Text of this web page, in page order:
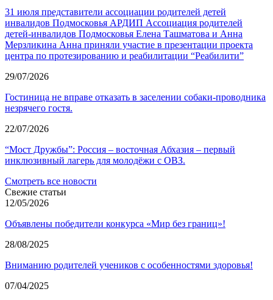
31 июля представители ассоциации родителей детей
инвалидов Подмосковья АРДИП Ассоциация родителей
детей-инвалидов Подмосковья Елена Ташматова и Анна
Мерзликина Анна приняли участие в презентации проекта
центра по протезированию и реабилитации “Реабилити”
29/07/2026
Гостиница не вправе отказать в заселении собаки-проводника
незрячего гостя.
22/07/2026
“Мост Дружбы”: Россия – восточная Абхазия – первый
инклюзивный лагерь для молодёжи с ОВЗ.
Смотреть все новости
Свежие статьи
12/05/2026
Объявлены победители конкурса «Мир без границ»!
28/08/2025
Вниманию родителей учеников с особенностями здоровья!
07/04/2025